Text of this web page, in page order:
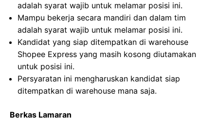
adalah syarat wajib untuk melamar posisi ini.
Mampu bekerja secara mandiri dan dalam tim
adalah syarat wajib untuk melamar posisi ini.
Kandidat yang siap ditempatkan di warehouse
Shopee Express yang masih kosong diutamakan
untuk posisi ini.
Persyaratan ini mengharuskan kandidat siap
ditempatkan di warehouse mana saja.
Berkas Lamaran